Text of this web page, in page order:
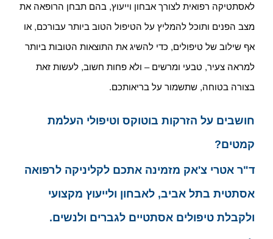
לאסתטיקה רפואית לצורך אבחון וייעוץ, בהם תבחן הרופאה את
מצב הפנים ותוכל להמליץ על הטיפול הטוב ביותר עבורכם, או
אף שילוב של טיפולים, כדי להשיג את התוצאות הטובות ביותר
למראה צעיר, טבעי ומרשים – ולא פחות חשוב, לעשות זאת
בצורה בטוחה, שתשמור על בריאותכם.
חושבים על הזרקות בוטוקס וטיפולי העלמת
קמטים?
ד"ר אטרי צ'אק מזמינה אתכם לקליניקה לרפואה
אסתטית בתל אביב, לאבחון ולייעוץ מקצועי
ולקבלת טיפולים אסתטיים לגברים ולנשים.